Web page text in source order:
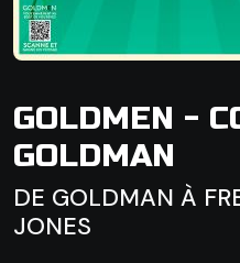
GOLDMEN -
GOLDMAN
DE GOLDMAN À
JONES